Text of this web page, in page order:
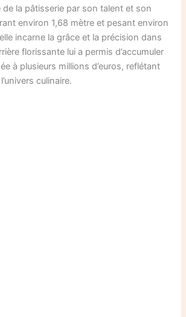
de la pâtisserie par son talent et son
environ 1,68 mètre et pesant environ
incarne la grâce et la précision dans
florissante lui a permis d’accumuler
à plusieurs millions d’euros, reflétant
culinaire.